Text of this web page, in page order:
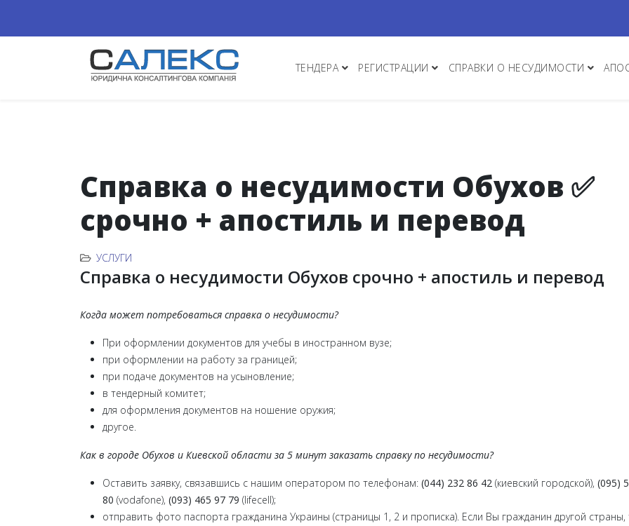
ТЕНДЕРА РЕГИСТРАЦИИ СПРАВКИ О НЕСУДИМОСТИ
Справка о несудимости Обухов ✅
срочно + апостиль и перевод
УСЛУГИ
Справка о несудимости Обухов срочно + апостиль и перевод
Когда может потребоваться справка о несудимости?
При оформлении документов для учебы в иностранном вузе;
при оформлении на работу за границей;
при подаче документов на усыновление;
в тендерный комитет;
для оформления документов на ношение оружия;
другое.
Как в городе Обухов и Киевской области за 5 минут заказать справку по несудимости?
Оставить заявку, связавшись с нашим оператором по телефонам: (044) 232 86 42 (киевский городской), (095)
80 (vodafone), (093) 465 97 79 (lifecell);
отправить фото паспорта гражданина Украины (страницы 1, 2 и прописка). Если Вы гражданин другой страны,